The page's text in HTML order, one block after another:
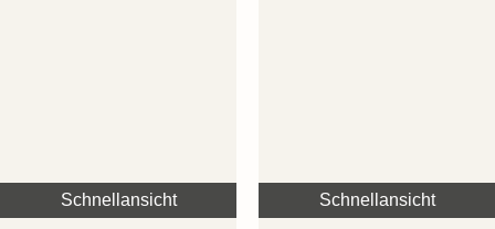
Schnellansicht Schnellansicht